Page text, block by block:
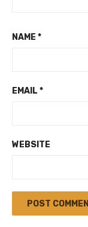
NAME *
EMAIL *
WEBSITE